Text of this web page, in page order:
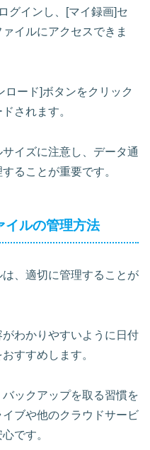
グインし、[マイ録画]セ
イルにアクセスできま
ード]ボタンをクリック
されます。
イズに注意し、データ通
ることが重要です。
イルの管理方法
、適切に管理することが
わかりやすいように日付
すすめします。
ックアップを取る習慣を
ブや他のクラウドサービ
です。